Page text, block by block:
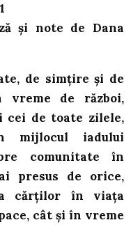
și note de Dana
de simțire și de
vreme de război,
cei de toate zilele,
mijlocul iadului
comunitate în
presus de orice,
cărților în viața
cât și în vreme